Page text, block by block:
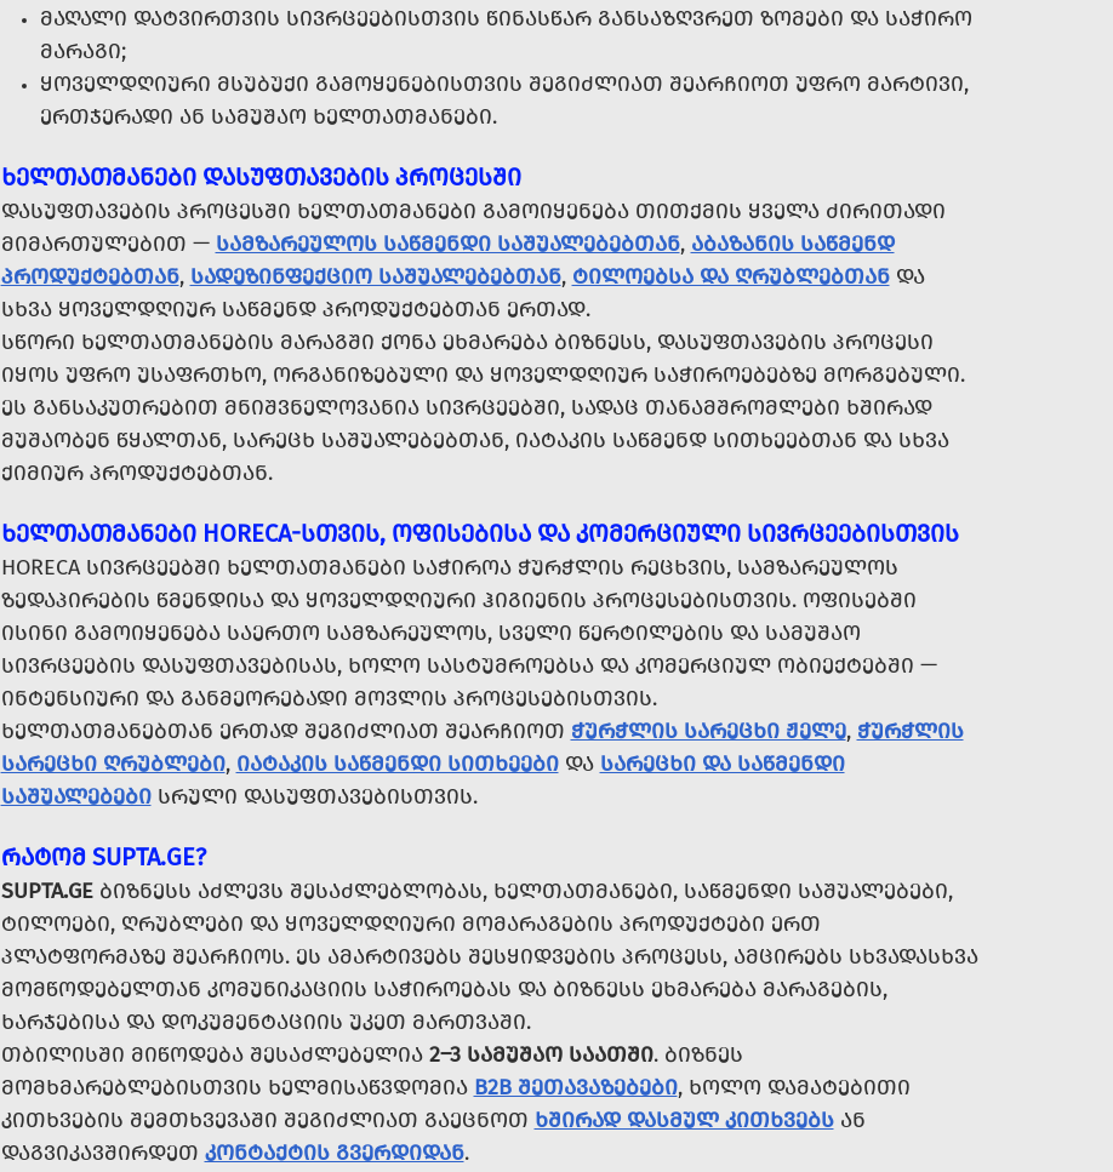
ᲛᲐᲦᲐᲚᲘ ᲓᲐᲢᲕᲘᲠᲗᲕᲘᲡ ᲡᲘᲕᲠᲪᲔᲔᲑᲘᲡᲗᲕᲘᲡ ᲬᲘᲜᲐᲡᲬᲐᲠ ᲒᲐᲜᲡᲐᲖᲦᲕᲠᲔᲗ ᲖᲝᲛᲔᲑᲘ ᲓᲐ ᲡᲐᲭᲘᲠᲝ
ᲛᲐᲠᲐᲒᲘ;
ᲧᲝᲕᲔᲚᲓᲦᲘᲣᲠᲘ ᲛᲡᲣᲑᲣᲥᲘ ᲒᲐᲛᲝᲧᲔᲜᲔᲑᲘᲡᲗᲕᲘᲡ ᲨᲔᲒᲘᲫᲚᲘᲐᲗ ᲨᲔᲐᲠᲩᲘᲝᲗ ᲣᲤᲠᲝ ᲛᲐᲠᲢᲘᲕᲘ,
ᲔᲠᲗᲯᲔᲠᲐᲓᲘ ᲐᲜ ᲡᲐᲛᲣᲨᲐᲝ ᲮᲔᲚᲗᲐᲗᲛᲐᲜᲔᲑᲘ.
ᲮᲔᲚᲗᲐᲗᲛᲐᲜᲔᲑᲘ ᲓᲐᲡᲣᲤᲗᲐᲕᲔᲑᲘᲡ ᲞᲠᲝᲪᲔᲡᲨᲘ
ᲓᲐᲡᲣᲤᲗᲐᲕᲔᲑᲘᲡ ᲞᲠᲝᲪᲔᲡᲨᲘ ᲮᲔᲚᲗᲐᲗᲛᲐᲜᲔᲑᲘ ᲒᲐᲛᲝᲘᲧᲔᲜᲔᲑᲐ ᲗᲘᲗᲥᲛᲘᲡ ᲧᲕᲔᲚᲐ ᲫᲘᲠᲘᲗᲐᲓᲘ
ᲛᲘᲛᲐᲠᲗᲣᲚᲔᲑᲘᲗ — ᲡᲐᲛᲖᲐᲠᲔᲣᲚᲝᲡ ᲡᲐᲬᲛᲔᲜᲓᲘ ᲡᲐᲨᲣᲐᲚᲔᲑᲔᲑᲗᲐᲜ, ᲐᲑᲐᲖᲐᲜᲘᲡ ᲡᲐᲬᲛᲔᲜᲓ
ᲞᲠᲝᲓᲣᲥᲢᲔᲑᲗᲐᲜ, ᲡᲐᲓᲔᲖᲘᲜᲤᲔᲥᲪᲘᲝ ᲡᲐᲨᲣᲐᲚᲔᲑᲔᲑᲗᲐᲜ, ᲢᲘᲚᲝᲔᲑᲡᲐ ᲓᲐ ᲦᲠᲣᲑᲚᲔᲑᲗᲐᲜᲓᲐ
ᲡᲮᲕᲐ ᲧᲝᲕᲔᲚᲓᲦᲘᲣᲠ ᲡᲐᲬᲛᲔᲜᲓ ᲞᲠᲝᲓᲣᲥᲢᲔᲑᲗᲐᲜ ᲔᲠᲗᲐᲓ.
ᲡᲬᲝᲠᲘ ᲮᲔᲚᲗᲐᲗᲛᲐᲜᲔᲑᲘᲡ ᲛᲐᲠᲐᲒᲨᲘ ᲥᲝᲜᲐ ᲔᲮᲛᲐᲠᲔᲑᲐ ᲑᲘᲖᲜᲔᲡᲡ, ᲓᲐᲡᲣᲤᲗᲐᲕᲔᲑᲘᲡ ᲞᲠᲝᲪᲔᲡᲘ
ᲘᲧᲝᲡ ᲣᲤᲠᲝ ᲣᲡᲐᲤᲠᲗᲮᲝ, ᲝᲠᲒᲐᲜᲘᲖᲔᲑᲣᲚᲘ ᲓᲐ ᲧᲝᲕᲔᲚᲓᲦᲘᲣᲠ ᲡᲐᲭᲘᲠᲝᲔᲑᲔᲑᲖᲔ ᲛᲝᲠᲒᲔᲑᲣᲚᲘ.
ᲔᲡ ᲒᲐᲜᲡᲐᲙᲣᲗᲠᲔᲑᲘᲗ ᲛᲜᲘᲨᲕᲜᲔᲚᲝᲕᲐᲜᲘᲐ ᲡᲘᲕᲠᲪᲔᲔᲑᲨᲘ, ᲡᲐᲓᲐᲪ ᲗᲐᲜᲐᲛᲨᲠᲝᲛᲚᲔᲑᲘ ᲮᲨᲘᲠᲐᲓ
ᲛᲣᲨᲐᲝᲑᲔᲜ ᲬᲧᲐᲚᲗᲐᲜ, ᲡᲐᲠᲔᲪᲮ ᲡᲐᲨᲣᲐᲚᲔᲑᲔᲑᲗᲐᲜ, ᲘᲐᲢᲐᲙᲘᲡ ᲡᲐᲬᲛᲔᲜᲓ ᲡᲘᲗᲮᲔᲔᲑᲗᲐᲜ ᲓᲐ ᲡᲮᲕᲐ
ᲥᲘᲛᲘᲣᲠ ᲞᲠᲝᲓᲣᲥᲢᲔᲑᲗᲐᲜ.
ᲮᲔᲚᲗᲐᲗᲛᲐᲜᲔᲑᲘ HORECA-ᲡᲗᲕᲘᲡ, ᲝᲤᲘᲡᲔᲑᲘᲡᲐ ᲓᲐ ᲙᲝᲛᲔᲠᲪᲘᲣᲚᲘ ᲡᲘᲕᲠᲪᲔᲔᲑᲘᲡᲗᲕᲘᲡ
HORECA ᲡᲘᲕᲠᲪᲔᲔᲑᲨᲘ ᲮᲔᲚᲗᲐᲗᲛᲐᲜᲔᲑᲘ ᲡᲐᲭᲘᲠᲝᲐ ᲭᲣᲠᲭᲚᲘᲡ ᲠᲔᲪᲮᲕᲘᲡ, ᲡᲐᲛᲖᲐᲠᲔᲣᲚᲝᲡ
ᲖᲔᲓᲐᲞᲘᲠᲔᲑᲘᲡ ᲬᲛᲔᲜᲓᲘᲡᲐ ᲓᲐ ᲧᲝᲕᲔᲚᲓᲦᲘᲣᲠᲘ ᲰᲘᲒᲘᲔᲜᲘᲡ ᲞᲠᲝᲪᲔᲡᲔᲑᲘᲡᲗᲕᲘᲡ. ᲝᲤᲘᲡᲔᲑᲨᲘ
ᲘᲡᲘᲜᲘ ᲒᲐᲛᲝᲘᲧᲔᲜᲔᲑᲐ ᲡᲐᲔᲠᲗᲝ ᲡᲐᲛᲖᲐᲠᲔᲣᲚᲝᲡ, ᲡᲕᲔᲚᲘ ᲬᲔᲠᲢᲘᲚᲔᲑᲘᲡ ᲓᲐ ᲡᲐᲛᲣᲨᲐᲝ
ᲡᲘᲕᲠᲪᲔᲔᲑᲘᲡ ᲓᲐᲡᲣᲤᲗᲐᲕᲔᲑᲘᲡᲐᲡ, ᲮᲝᲚᲝ ᲡᲐᲡᲢᲣᲛᲠᲝᲔᲑᲡᲐ ᲓᲐ ᲙᲝᲛᲔᲠᲪᲘᲣᲚ ᲝᲑᲘᲔᲥᲢᲔᲑᲨᲘ —
ᲘᲜᲢᲔᲜᲡᲘᲣᲠᲘ ᲓᲐ ᲒᲐᲜᲛᲔᲝᲠᲔᲑᲐᲓᲘ ᲛᲝᲕᲚᲘᲡ ᲞᲠᲝᲪᲔᲡᲔᲑᲘᲡᲗᲕᲘᲡ.
ᲮᲔᲚᲗᲐᲗᲛᲐᲜᲔᲑᲗᲐᲜ ᲔᲠᲗᲐᲓ ᲨᲔᲒᲘᲫᲚᲘᲐᲗ ᲨᲔᲐᲠᲩᲘᲝᲗ ᲭᲣᲠᲭᲚᲘᲡ ᲡᲐᲠᲔᲪᲮᲘ ᲟᲔᲚᲔ, ᲭᲣᲠᲭᲚᲘᲡ
ᲡᲐᲠᲔᲪᲮᲘ ᲦᲠᲣᲑᲚᲔᲑᲘ, ᲘᲐᲢᲐᲙᲘᲡ ᲡᲐᲬᲛᲔᲜᲓᲘ ᲡᲘᲗᲮᲔᲔᲑᲘᲓᲐ ᲡᲐᲠᲔᲪᲮᲘ ᲓᲐ ᲡᲐᲬᲛᲔᲜᲓᲘ
ᲡᲐᲨᲣᲐᲚᲔᲑᲔᲑᲘᲡᲠᲣᲚᲘ ᲓᲐᲡᲣᲤᲗᲐᲕᲔᲑᲘᲡᲗᲕᲘᲡ.
ᲠᲐᲢᲝᲛ SUPTA.GE?
SUPTA.GEᲑᲘᲖᲜᲔᲡᲡ ᲐᲫᲚᲔᲕᲡ ᲨᲔᲡᲐᲫᲚᲔᲑᲚᲝᲑᲐᲡ, ᲮᲔᲚᲗᲐᲗᲛᲐᲜᲔᲑᲘ, ᲡᲐᲬᲛᲔᲜᲓᲘ ᲡᲐᲨᲣᲐᲚᲔᲑᲔᲑᲘ,
ᲢᲘᲚᲝᲔᲑᲘ, ᲦᲠᲣᲑᲚᲔᲑᲘ ᲓᲐ ᲧᲝᲕᲔᲚᲓᲦᲘᲣᲠᲘ ᲛᲝᲛᲐᲠᲐᲒᲔᲑᲘᲡ ᲞᲠᲝᲓᲣᲥᲢᲔᲑᲘ ᲔᲠᲗ
ᲞᲚᲐᲢᲤᲝᲠᲛᲐᲖᲔ ᲨᲔᲐᲠᲩᲘᲝᲡ. ᲔᲡ ᲐᲛᲐᲠᲢᲘᲕᲔᲑᲡ ᲨᲔᲡᲧᲘᲓᲕᲔᲑᲘᲡ ᲞᲠᲝᲪᲔᲡᲡ, ᲐᲛᲪᲘᲠᲔᲑᲡ ᲡᲮᲕᲐᲓᲐᲡᲮᲕᲐ
ᲛᲝᲛᲬᲝᲓᲔᲑᲔᲚᲗᲐᲜ ᲙᲝᲛᲣᲜᲘᲙᲐᲪᲘᲘᲡ ᲡᲐᲭᲘᲠᲝᲔᲑᲐᲡ ᲓᲐ ᲑᲘᲖᲜᲔᲡᲡ ᲔᲮᲛᲐᲠᲔᲑᲐ ᲛᲐᲠᲐᲒᲔᲑᲘᲡ,
ᲮᲐᲠᲯᲔᲑᲘᲡᲐ ᲓᲐ ᲓᲝᲙᲣᲛᲔᲜᲢᲐᲪᲘᲘᲡ ᲣᲙᲔᲗ ᲛᲐᲠᲗᲕᲐᲨᲘ.
ᲗᲑᲘᲚᲘᲡᲨᲘ ᲛᲘᲬᲝᲓᲔᲑᲐ ᲨᲔᲡᲐᲫᲚᲔᲑᲔᲚᲘᲐ 2–3 ᲡᲐᲛᲣᲨᲐᲝ ᲡᲐᲐᲗᲨᲘ. ᲑᲘᲖᲜᲔᲡ
ᲛᲝᲛᲮᲛᲐᲠᲔᲑᲚᲔᲑᲘᲡᲗᲕᲘᲡ ᲮᲔᲚᲛᲘᲡᲐᲬᲕᲓᲝᲛᲘᲐ B2B ᲨᲔᲗᲐᲕᲐᲖᲔᲑᲔᲑᲘ, ᲮᲝᲚᲝ ᲓᲐᲛᲐᲢᲔᲑᲘᲗᲘ
ᲙᲘᲗᲮᲕᲔᲑᲘᲡ ᲨᲔᲛᲗᲮᲕᲔᲕᲐᲨᲘ ᲨᲔᲒᲘᲫᲚᲘᲐᲗ ᲒᲐᲔᲪᲜᲝᲗ ᲮᲨᲘᲠᲐᲓ ᲓᲐᲡᲛᲣᲚ ᲙᲘᲗᲮᲕᲔᲑᲡᲐᲜ
ᲓᲐᲒᲕᲘᲙᲐᲕᲨᲘᲠᲓᲔᲗ ᲙᲝᲜᲢᲐᲥᲢᲘᲡ ᲒᲕᲔᲠᲓᲘᲓᲐᲜ.